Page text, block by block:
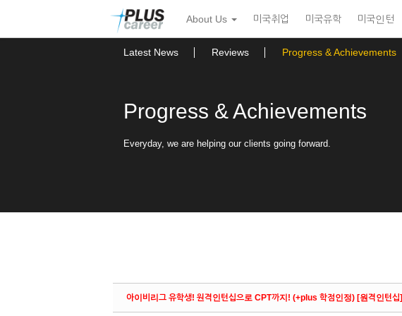
뉴
토
About Us 미국취업 미국유학 미국인턴
Latest News Reviews Progress & Achievements
Progress & Achievements
Everyday, we are helping our clients going forward.
아이비리그 유학생! 원격인턴십으로 CPT까지! (+plus 학점인정) [원격인턴십]